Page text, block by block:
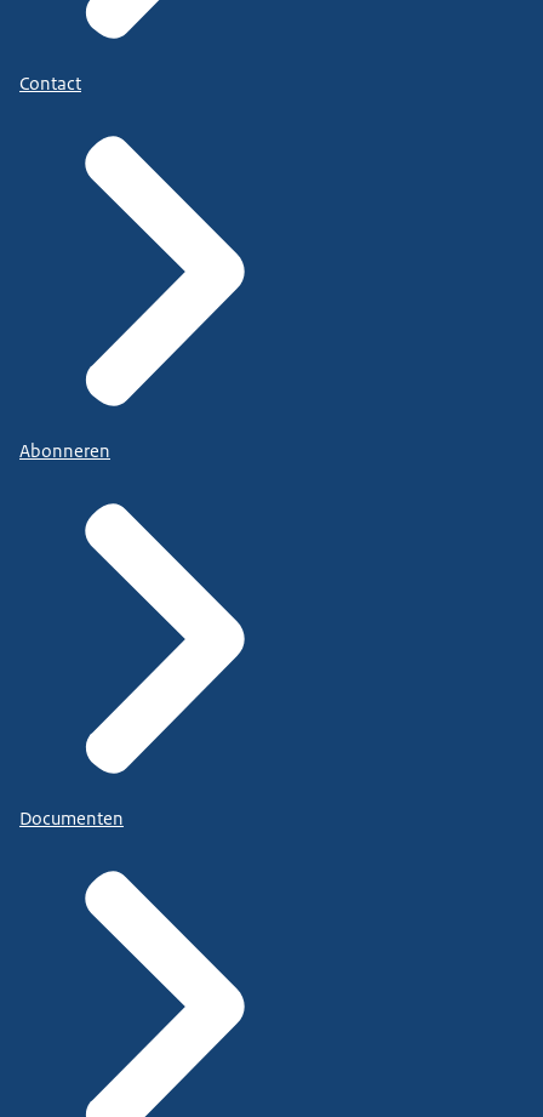
Contact
Abonneren
Documenten